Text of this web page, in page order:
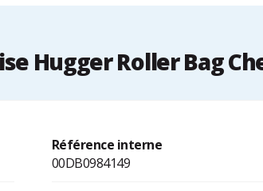
Hugger Roller Bag
Référence interne
00DB0984149